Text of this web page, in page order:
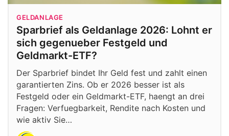
GELDANLAGE
Sparbrief als Geldanlage 2026: Lohnt er
sich gegenueber Festgeld und
Geldmarkt-ETF?
Der Sparbrief bindet Ihr Geld fest und zahlt einen
garantierten Zins. Ob er 2026 besser ist als
Festgeld oder ein Geldmarkt-ETF, haengt an drei
Fragen: Verfuegbarkeit, Rendite nach Kosten und
wie aktiv Sie…